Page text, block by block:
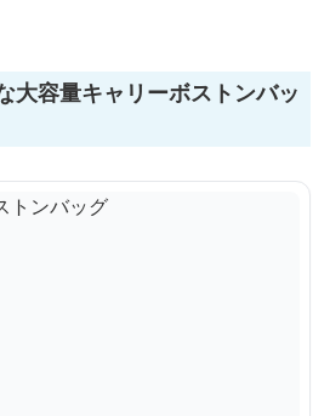
大容量キャリーボストンバッ